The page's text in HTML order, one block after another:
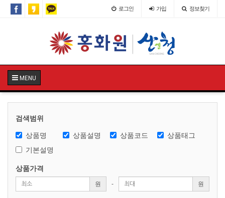
로그인 가입 정보찾기
MENU
검색범위
상품명 상품설명 상품코드
상품태그
기본설명
상품가격
원 - 원